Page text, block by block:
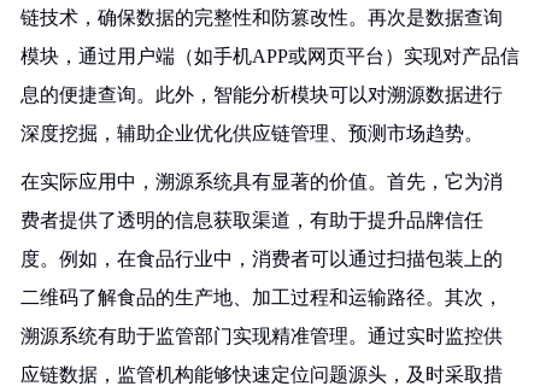
链技术，确保数据的完整性和防篡改性。再次是数据查询
模块，通过用户端（如手机APP或网页平台）实现对产品信
息的便捷查询。此外，智能分析模块可以对溯源数据进行
深度挖掘，辅助企业优化供应链管理、预测市场趋势。
在实际应用中，溯源系统具有显著的价值。首先，它为消
费者提供了透明的信息获取渠道，有助于提升品牌信任
度。例如，在食品行业中，消费者可以通过扫描包装上的
二维码了解食品的生产地、加工过程和运输路径。其次，
溯源系统有助于监管部门实现精准管理。通过实时监控供
应链数据，监管机构能够快速定位问题源头，及时采取措